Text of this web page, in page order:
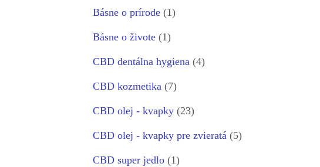
Básne o prírode (1)
Básne o živote (1)
CBD dentálna hygiena (4)
CBD kozmetika (7)
CBD olej - kvapky (23)
CBD olej - kvapky pre zvieratá (5)
CBD super jedlo (1)